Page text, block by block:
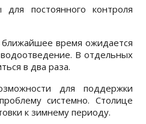
постоянного контроля
ближайшее время ожидается
В отдельных
в два раза.
для поддержки
системно. Столице
к зимнему периоду.